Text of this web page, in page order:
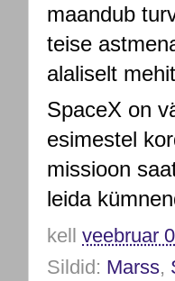
maandub
teise
alaliselt
SpaceX on
esimestel
missioon
leida
kell veebruar
Sildid: Marss,